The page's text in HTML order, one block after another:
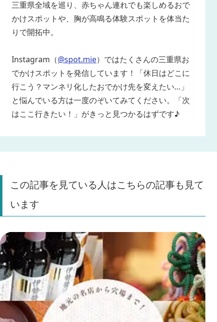
三重県全域を巡り、赤ちゃん連れでも楽しめるおで
かけスポットや、胸が高鳴る体験スポットを体当た
りで開拓中。
Instagram（@spot.mie）ではたくさんの三重県お
でかけスポットを発信しています！「休日はどこに
行こう？マンネリ化したおでかけ先を変えたい…」
と悩んでいる方は一度のぞいてみてください。「次
はここ行きたい！」がきっと見つかるはずです♪
この記事を見ている人はこちらの記事も見て
います